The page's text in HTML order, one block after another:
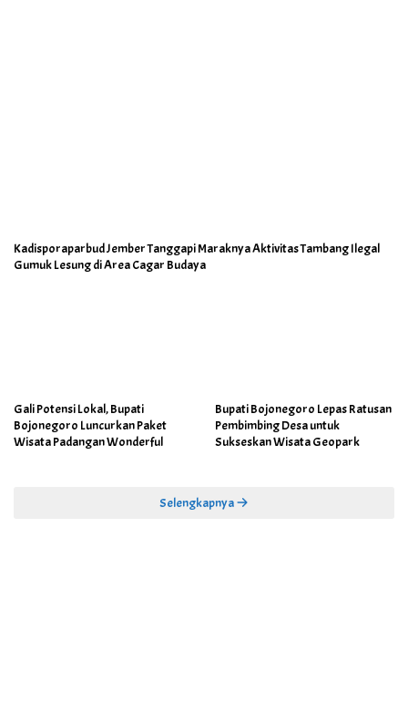
Kadisporaparbud Jember Tanggapi Maraknya Aktivitas Tambang Ilegal
Gumuk Lesung di Area Cagar Budaya
Gali Potensi Lokal, Bupati
Bojonegoro Luncurkan Paket
Wisata Padangan Wonderful
Bupati Bojonegoro Lepas Ratusan
Pembimbing Desa untuk
Sukseskan Wisata Geopark
Selengkapnya